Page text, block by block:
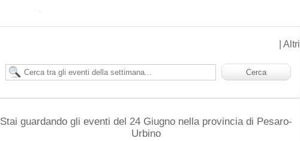
Altri
Stai guardando gli eventi del 24 Giugno nella provincia di Pesaro-
Urbino